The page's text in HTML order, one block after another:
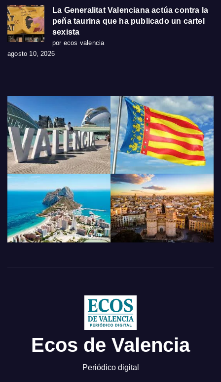
La Generalitat Valenciana actúa contra la
peña taurina que ha publicado un cartel
sexista
por ecos valencia
agosto 10, 2026
Ecos de Valencia
Periódico digital